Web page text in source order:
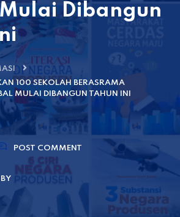
Dibangun
100 SEKOLAH BERASRAMA
MULAI DIBANGUN TAHUN INI
POST COMMENT